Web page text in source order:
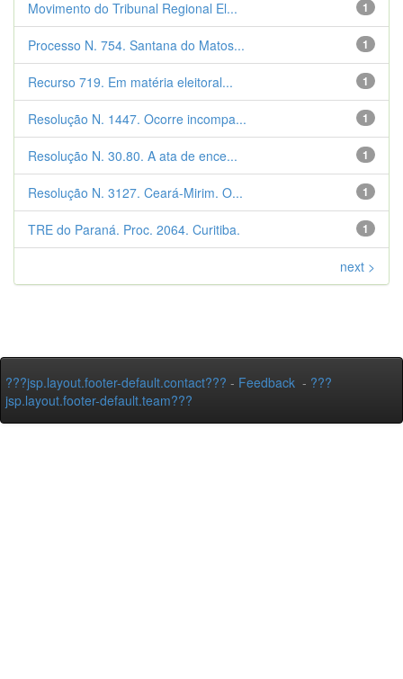
1
Movimento do Tribunal Regional El...
1
Processo N. 754. Santana do Matos...
1
Recurso 719. Em matéria eleitoral...
1
Resolução N. 1447. Ocorre incompa...
1
Resolução N. 30.80. A ata de ence...
1
Resolução N. 3127. Ceará-Mirim. O...
1
TRE do Paraná. Proc. 2064. Curitiba.
next >
???jsp.layout.footer-default.contact??? - Feedback - ???
jsp.layout.footer-default.team???